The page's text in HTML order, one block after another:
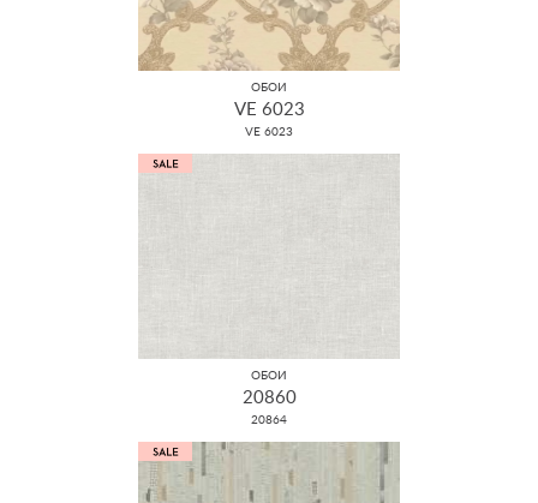
ОБОИ
VE 6023
VE 6023
ОБОИ
20860
20864